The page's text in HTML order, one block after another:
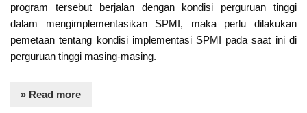
program tersebut berjalan dengan kondisi perguruan tinggi
dalam mengimplementasikan SPMI, maka perlu dilakukan
pemetaan tentang kondisi implementasi SPMI pada saat ini di
perguruan tinggi masing-masing.
» Read more